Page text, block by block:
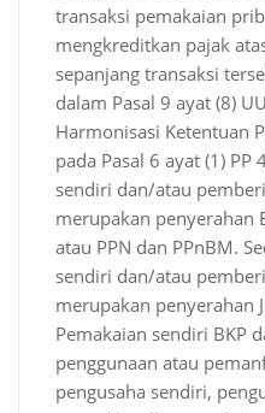
transaksi pemakaian
mengkreditkan pajak
sepanjang transaksi
dalam Pasal 9 ayat (8)
Harmonisasi Ketentuan
pada Pasal 6 ayat (1)
sendiri dan/atau
merupakan penyerahan
atau PPN dan PPnBM.
sendiri dan/atau
merupakan penyerahan
Pemakaian sendiri BKP
penggunaan atau
pengusaha sendiri,